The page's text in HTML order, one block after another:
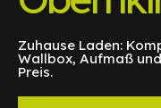
Zuhause Laden:
Wallbox, Aufmaß
Preis.